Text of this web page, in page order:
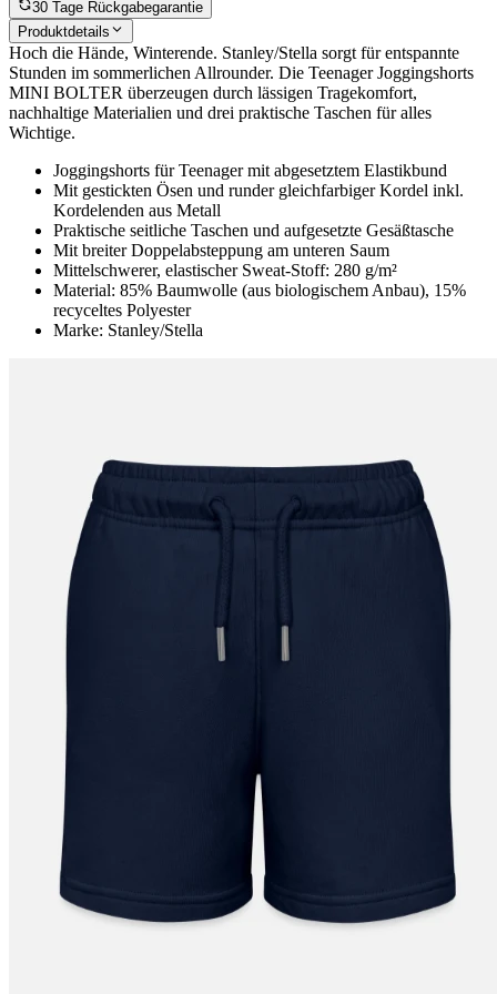
30 Tage Rückgabegarantie
Produktdetails
Hoch die Hände, Winterende. Stanley/Stella sorgt für entspannte
Stunden im sommerlichen Allrounder. Die Teenager Joggingshorts
MINI BOLTER überzeugen durch lässigen Tragekomfort,
nachhaltige Materialien und drei praktische Taschen für alles
Wichtige.
Joggingshorts für Teenager mit abgesetztem Elastikbund
Mit gestickten Ösen und runder gleichfarbiger Kordel inkl.
Kordelenden aus Metall
Praktische seitliche Taschen und aufgesetzte Gesäßtasche
Mit breiter Doppelabsteppung am unteren Saum
Mittelschwerer, elastischer Sweat-Stoff: 280 g/m²
Material: 85% Baumwolle (aus biologischem Anbau), 15%
recyceltes Polyester
Marke: Stanley/Stella